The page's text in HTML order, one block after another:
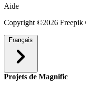
Aide
Copyright ©2026 Freepik
Français
Projets de Magnific